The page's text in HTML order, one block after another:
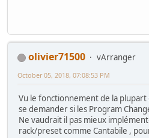
olivier71500
vArranger
October 05, 2018, 07:08:53 PM
Vu le fonctionnement de la plupart
se demander si les Program
Ne vaudrait il pas mieux
rack/preset comme Cantabile ,